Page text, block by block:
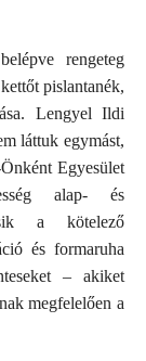
rengeteg
pislantanék,
Lengyel Ildi
láttuk egymást,
Egyesület
alap- és
a kötelező
és formaruha
– akiket
megfelelően a